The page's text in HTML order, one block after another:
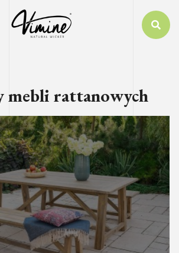
mebli rattanowych